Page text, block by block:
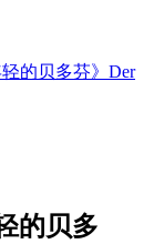
轻的贝多芬》Der
的贝多